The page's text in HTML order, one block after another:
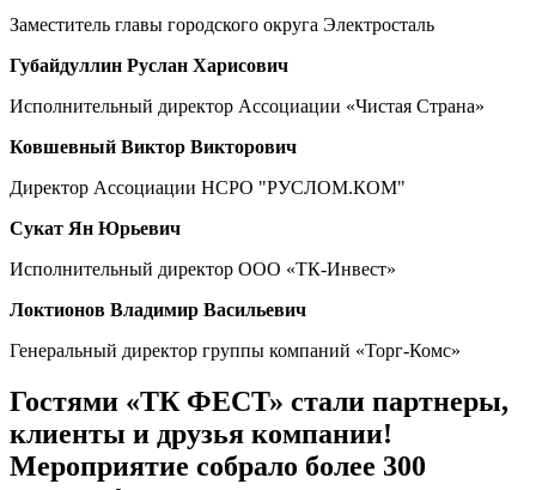
Заместитель главы городского округа Электросталь
Губайдуллин Руслан Харисович
Исполнительный директор Ассоциации «Чистая Страна»
Ковшевный Виктор Викторович
Директор Ассоциации НСРО "РУСЛОМ.КОМ"
Сукат Ян Юрьевич
Исполнительный директор ООО «ТК-Инвест»
Локтионов Владимир Васильевич
Генеральный директор группы компаний «Торг-Комс»
Гостями «ТК ФЕСТ» стали партнеры,
клиенты и друзья компании!
Мероприятие собрало более 300